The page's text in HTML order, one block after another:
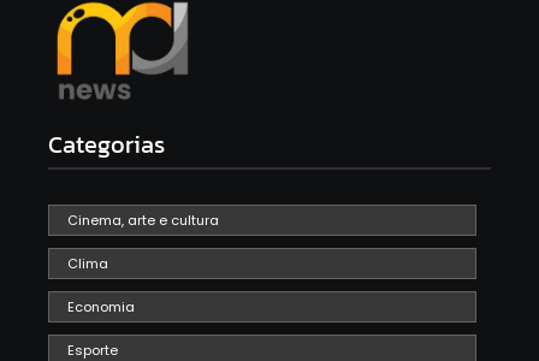
Categorias
Cinema, arte e cultura
Clima
Economia
Esporte